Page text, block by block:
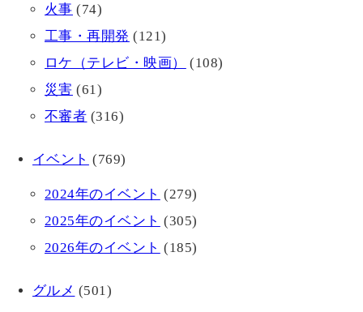
火事 (74)
工事・再開発 (121)
ロケ（テレビ・映画）
(108)
災害 (61)
不審者 (316)
イベント (769)
2024年のイベント (279)
2025年のイベント (305)
2026年のイベント (185)
グルメ (501)